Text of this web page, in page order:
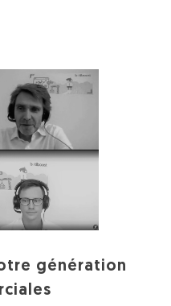
génération